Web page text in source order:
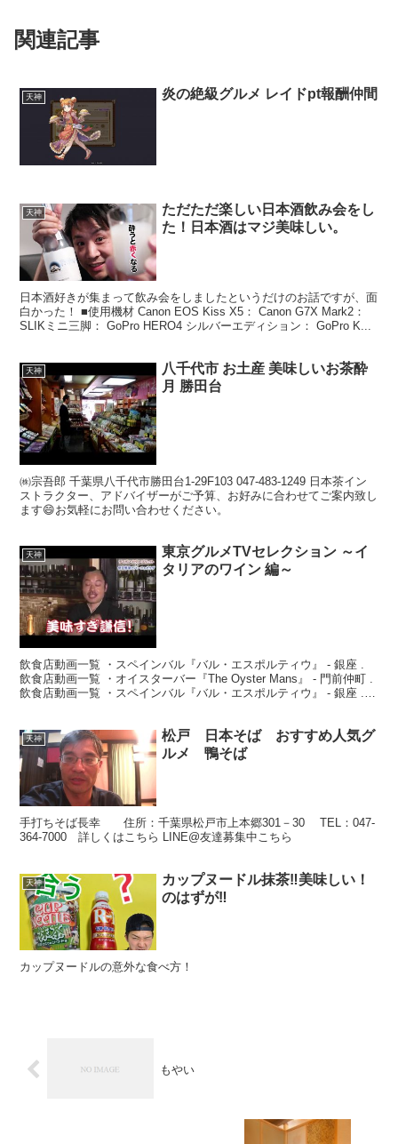
関連記事
天神 炎の絶級グルメ レイドpt報酬仲間
天神
ただただ楽しい日本酒飲み会をし
た！日本酒はマジ美味しい。
日本酒好きが集まって飲み会をしましたというだけのお話ですが、面
白かった！ ■使用機材 Canon EOS Kiss X5： Canon G7X Mark2：
SLIKミニ三脚： GoPro HERO4 シルバーエディション： GoPro K...
天神
八千代市 お土産 美味しいお茶酔
月 勝田台
㈱宗吾郎 千葉県八千代市勝田台1-29F103 047-483-1249 日本茶イン
ストラクター、アドバイザーがご予算、お好みに合わせてご案内致し
ます😄お気軽にお問い合わせください。
天神
東京グルメTVセレクション ～イ
タリアのワイン 編～
飲食店動画一覧 ・スペインバル『バル・エスポルティウ』 - 銀座 .
飲食店動画一覧 ・オイスターバー『The Oyster Mans』 - 門前仲町 .
飲食店動画一覧 ・スペインバル『バル・エスポルティウ』 - 銀座 .
天神
松戸 日本そば おすすめ人気グ
ルメ 鴨そば
手打ちそば長幸 住所：千葉県松戸市上本郷301－30 TEL：047-
364-7000 詳しくはこちら LINE@友達募集中こちら
天神
カップヌードル抹茶‼︎美味しい！
のはずが‼︎
カップヌードルの意外な食べ方！
もやい